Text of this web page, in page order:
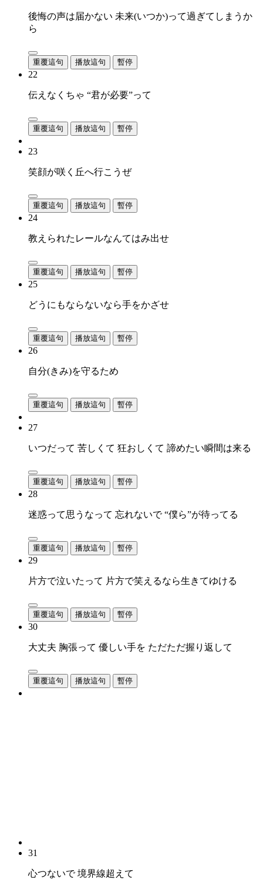
後悔の声は届かない 未来(いつか)って過ぎてしまうか
ら
重覆這句 播放這句 暫停
22
伝えなくちゃ “君が必要”って
重覆這句 播放這句 暫停
23
笑顔が咲く丘へ行こうぜ
重覆這句 播放這句 暫停
24
教えられたレールなんてはみ出せ
重覆這句 播放這句 暫停
25
どうにもならないなら手をかざせ
重覆這句 播放這句 暫停
26
自分(きみ)を守るため
重覆這句 播放這句 暫停
27
いつだって 苦しくて 狂おしくて 諦めたい瞬間は来る
重覆這句 播放這句 暫停
28
迷惑って思うなって 忘れないで “僕ら”が待ってる
重覆這句 播放這句 暫停
29
片方で泣いたって 片方で笑えるなら生きてゆける
重覆這句 播放這句 暫停
30
大丈夫 胸張って 優しい手を ただただ握り返して
重覆這句 播放這句 暫停
31
心つないで 境界線超えて